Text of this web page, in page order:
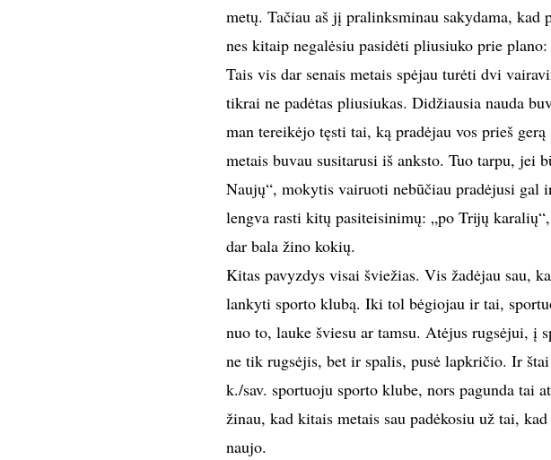
metų. Tačiau aš jį pralinksminau sakydama,
nes kitaip negalėsiu pasidėti pliusiuko prie
Tais vis dar senais metais spėjau turėti dvi
tikrai ne padėtas pliusiukas. Didžiausia nauda
man tereikėjo tęsti tai, ką pradėjau vos prieš
metais buvau susitarusi iš anksto. Tuo tarpu, jei
Naujų“, mokytis vairuoti nebūčiau pradėjusi
lengva rasti kitų pasiteisinimų: „po Trijų
dar bala žino kokių.
Kitas pavyzdys visai šviežias. Vis žadėjau sau,
lankyti sporto klubą. Iki tol bėgiojau ir tai,
nuo to, lauke šviesu ar tamsu. Atėjus rugsėjui, į
ne tik rugsėjis, bet ir spalis, pusė lapkričio. Ir
k./sav. sportuoju sporto klube, nors pagunda
žinau, kad kitais metais sau padėkosiu už tai,
naujo.